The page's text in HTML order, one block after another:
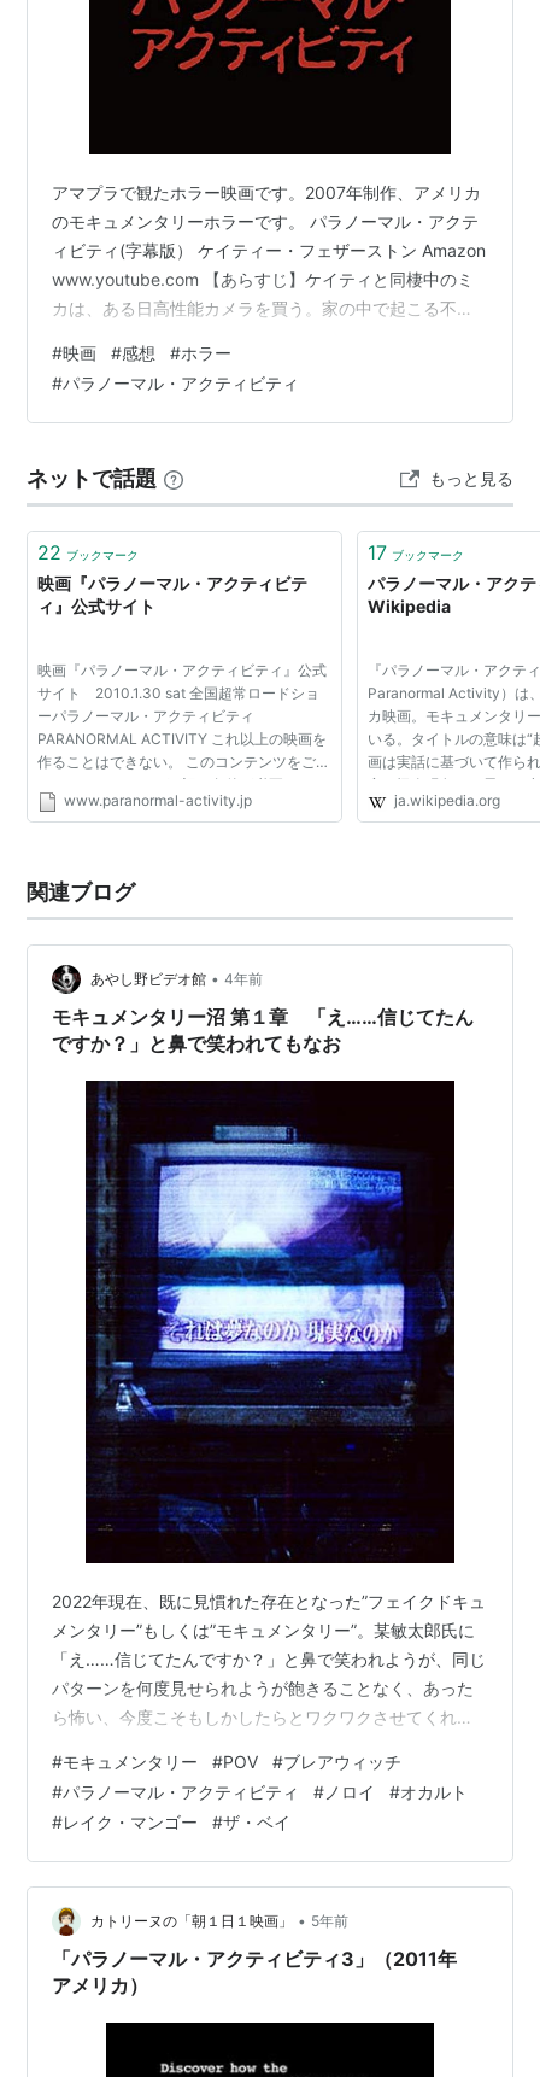
飛ばしたモキュメンタリー・ホラー映画。
アマプラで観たホラー映画です。2007年制作、アメリカ
のモキュメンタリーホラーです。 パラノーマル・アクテ
ィビティ(字幕版） ケイティー・フェザーストン Amazon
www.youtube.com 【あらすじ】ケイティと同棲中のミ
カは、ある日高性能カメラを買う。家の中で起こる不可
だ。だが撮影を始めてから、超常現象が活性化する。そ
して、21日目の夜に…… 【ひとこと感想】圧倒的リアリ
ティ、ナニモノカに壊されるカップルの21日間の記録系
倒的リアリティ②ストーカー感あふれる『悪魔（仮）』
③『完了』…
#映画 #感想 #ホラー
#パラノーマル・アクティビティ
ネットで話題 もっと見る
22 ブックマーク
映画『パラノーマル・アクティビテ
ィ』公式サイト
映画『パラノーマル・アクティビティ』公式
サイト 2010.1.30 sat 全国超常ロードショ
ーパラノーマル・アクティビティ
PARANORMAL ACTIVITY これ以上の映画を
作ることはできない。 このコンテンツをご覧
いただくためには、下記の条件が必要です。
ブラウザのJavaScriptの設定を有効にしてく
www.paranormal-activity.jp
17 ブックマーク
パラノーマル・アク
Wikipedia
『パラノーマル・アクテ
Paranormal Activity）は
カ映画。モキュメンタリ
いる。タイトルの意味は“
画は実話に基づいて作ら
定や怪奇現象など異なる
出典]。また、実話版パラ
ja.wikipedia.org
関連ブログ
あやし野ビデオ館 • 4年前
モキュメンタリー沼 第１章 「え……信じてたん
ですか？」と鼻で笑われてもなお
2022年現在、既に見慣れた存在となった”フェイクドキュ
メンタリー”もしくは”モキュメンタリー”。某敏太郎氏に
「え……信じてたんですか？」と鼻で笑われようが、同じ
パターンを何度見せられようが飽きることなく、あった
ら怖い、今度こそもしかしたらとワクワクさせてくれる
の際真偽などどうでもいい、ともかくホントっぽく怖が
らせてくれればとまで思い至ったモキュジャンキーの与
太話でございます。 ①ドキュメンタリー系 創作みを排
除、あるいは折り込み済みのまま、証拠写真や映像、イ
ンタビューなどで真実味を加算していく作品。大概の場
合ハンディカメラ、ボディカメラ、…
#モキュメンタリー #POV #ブレアウィッチ
#パラノーマル・アクティビティ # ノロイ #オカルト
#レイク・マンゴー #ザ・ベイ
カトリーヌの「朝１日１映画」 • 5年前
「パラノーマル・アクティビティ3」（2011年
アメリカ）